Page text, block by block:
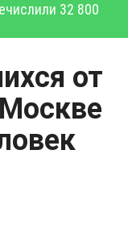
32 800
от